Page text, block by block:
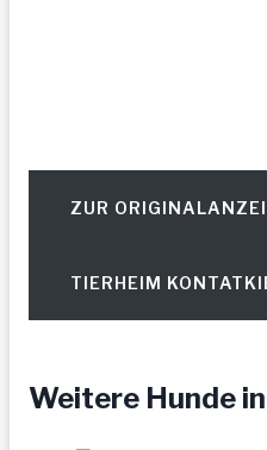
ZUR
TIERHEIM
Weitere Hunde